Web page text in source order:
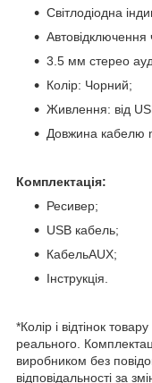
Світлодіодна
Автовідключення
3.5 мм стерео
Колір: Чорний;
Живлення: від
Довжина кабелю
Комплектація:
Ресивер;
USB кабель;
КабельAUX;
Інструкція.
*Колір і відтінок
реального.
виробником без
відповідальності за